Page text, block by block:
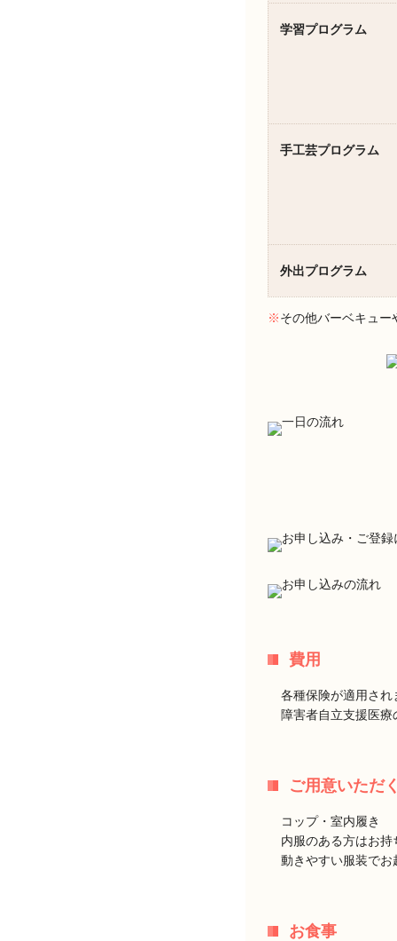
学習プログラム
手工芸プログラム
外出プログラム
※その他バーベキュー
費用
各種保険が適用され
障害者自立支援医
ご用意いただ
コップ・室内履き
内服のある方はお持
動きやすい服装でお
お食事